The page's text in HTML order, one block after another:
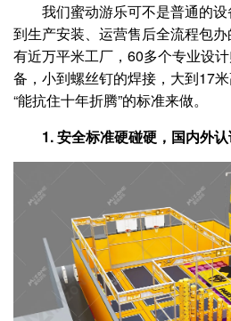
我们蜜动游乐可不是普通的
到生产安装、运营售后全流程包办
有近万平米工厂，60多个专业设
备，小到螺丝钉的焊接，大到17
“能抗住十年折腾”的标准来做。
1. 安全标准硬碰硬，国内外